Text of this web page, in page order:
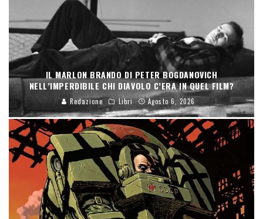
IL MARLON BRANDO DI PETER BOGDANOVICH
NELL’IMPERDIBILE CHI DIAVOLO C’ERA IN QUEL FILM?
Redazione Libri Agosto 6, 2026